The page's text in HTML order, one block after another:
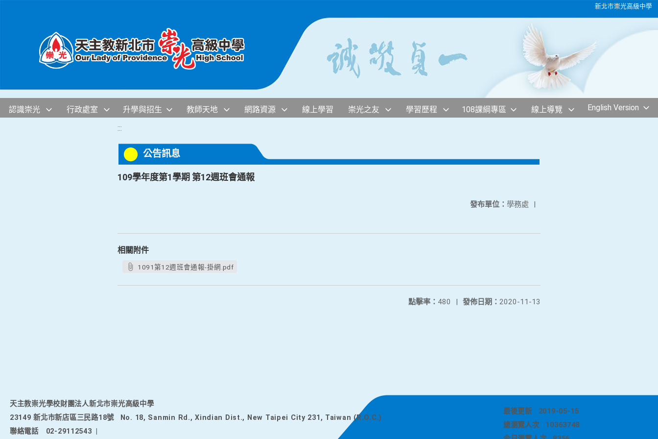
新北市崇光高級中學
認識崇光 行政處室 升學與招生 教師天地 網路資源 線上學習 崇光之友 學習歷程 108課綱專區 線上導覽 English Version
:::
公告訊息
109學年度第1學期 第12週班會通報
發布單位： 學務處 |
相關附件
1091第12週班會通報-掛網.pdf
發佈日期： 2020-11-13
點擊率： 480 |
天主教崇光學校財團法人新北市崇光高級中學
23149 新北市新店區三民路18號
No. 18, Sanmin Rd., Xindian Dist., New Taipei City 231, Taiwan (R.O.C.)
聯絡電話
02-29112543
最後更新
2019-05-15
總瀏覽人次
10363748